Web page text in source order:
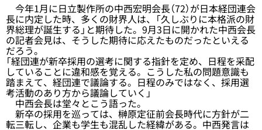
今年1月に日立製作所の中西宏明会長（72）が日本経団連会
長に内定した時、多くの財界人は、「久しぶりに本格派の財
界総理が誕生する」と期待した。9月3日に開かれた中西会長
の記者会見は、そうした期待に応えたものだったといえる
だろう。
「経団連が新卒採用の選考に関する指針を定め、日程を采配
していることに違和感を覚える。こうした私の問題意識も
踏まえて、経団連で議論する。日程のみではなく、採用選
考活動のあり方から議論していく」
中西会長は堂々とこう語った。
新卒の採用を巡っては、榊原定征前会長時代に方針が二
転三転し、企業も学生も混乱した経緯がある。中西発言は